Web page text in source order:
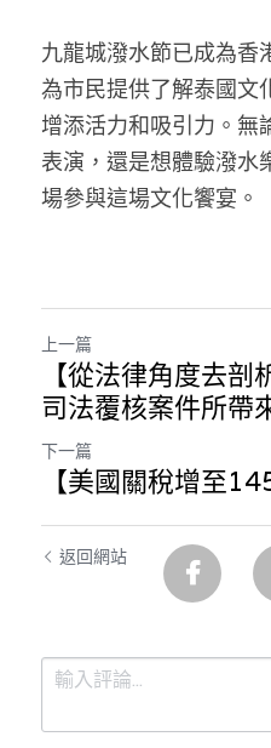
九龍城潑水節已成為香
為市民提供了解泰國文
增添活力和吸引力。無
表演，還是想體驗潑水
場參與這場文化饗宴。
上一篇
【從法律角度去
司法覆核案件所帶
下一篇
【美國關稅增至
返回網站